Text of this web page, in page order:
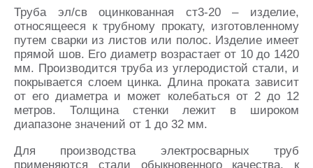
Труба эл/св оцинкованная ст3-20 – изделие,
относящееся к трубному прокату, изготовленному
путем сварки из листов или полос. Изделие имеет
прямой шов. Его диаметр возрастает от 10 до 1420
мм. Производится труба из углеродистой стали, и
покрывается слоем цинка. Длина проката зависит
от его диаметра и может колебаться от 2 до 12
метров. Толщина стенки лежит в широком
диапазоне значений от 1 до 32 мм.
Для производства электросварных труб
применяются стали обыкновенного качества, к